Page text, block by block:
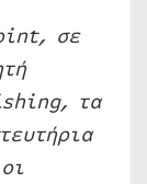
σε
τα